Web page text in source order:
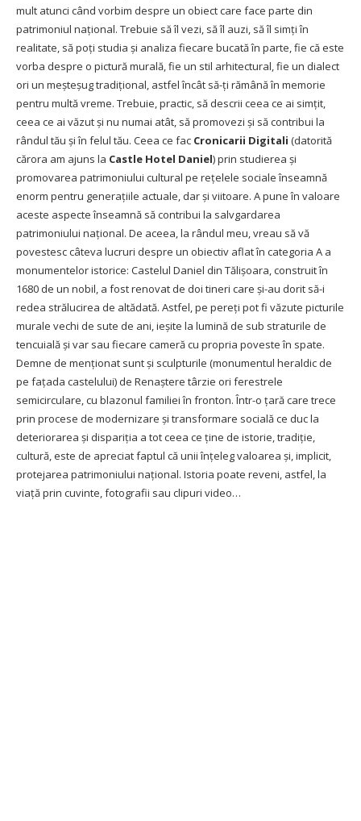
mult atunci când vorbim despre un obiect care face parte din
patrimoniul naţional. Trebuie să îl vezi, să îl auzi, să îl simţi în
realitate, să poţi studia şi analiza fiecare bucată în parte, fie că este
vorba despre o pictură murală, fie un stil arhitectural, fie un dialect
ori un meşteşug tradiţional, astfel încât să-ţi rămână în memorie
pentru multă vreme. Trebuie, practic, să descrii ceea ce ai simţit,
ceea ce ai văzut şi nu numai atât, să promovezi şi să contribui la
rândul tău şi în felul tău. Ceea ce fac Cronicarii Digitali (datorită
cărora am ajuns la Castle Hotel Daniel) prin studierea şi
promovarea patrimoniului cultural pe reţelele sociale înseamnă
enorm pentru generaţiile actuale, dar şi viitoare. A pune în valoare
aceste aspecte înseamnă să contribui la salvgardarea
patrimoniului naţional. De aceea, la rândul meu, vreau să vă
povestesc câteva lucruri despre un obiectiv aflat în categoria A a
monumentelor istorice: Castelul Daniel din Tălişoara, construit în
1680 de un nobil, a fost renovat de doi tineri care şi-au dorit să-i
redea strălucirea de altădată. Astfel, pe pereţi pot fi văzute picturile
murale vechi de sute de ani, ieşite la lumină de sub straturile de
tencuială şi var sau fiecare cameră cu propria poveste în spate.
Demne de menţionat sunt şi sculpturile (monumentul heraldic de
pe faţada castelului) de Renaştere târzie ori ferestrele
semicirculare, cu blazonul familiei în fronton. Într-o ţară care trece
prin procese de modernizare şi transformare socială ce duc la
deteriorarea şi dispariţia a tot ceea ce ţine de istorie, tradiţie,
cultură, este de apreciat faptul că unii înţeleg valoarea şi, implicit,
protejarea patrimoniului naţional. Istoria poate reveni, astfel, la
viaţă prin cuvinte, fotografii sau clipuri video…